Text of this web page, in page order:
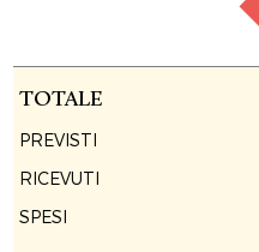
PREVISIONE COSTO
TOTALE
PREVISTI
RICEVUTI
SPESI